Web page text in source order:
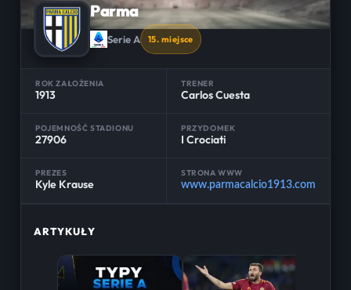
Parma
Serie A 15. miejsce
ROK ZAŁOŻENIA
1913
TRENER
Carlos Cuesta
POJEMNOŚĆ STADIONU
27906
PRZYDOMEK
I Crociati
PREZES
Kyle Krause
STRONA WWW
www.parmacalcio1913.com
ARTYKUŁY